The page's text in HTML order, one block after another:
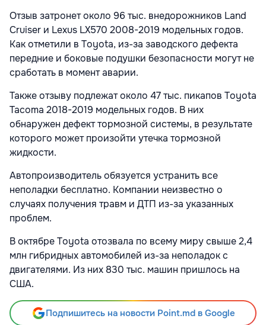
Отзыв затронет около 96 тыс. внедорожников Land
Cruiser и Lexus LX570 2008-2019 модельных годов.
Как отметили в Toyota, из-за заводского дефекта
передние и боковые подушки безопасности могут не
сработать в момент аварии.
Также отзыву подлежат около 47 тыс. пикапов Toyota
Tacoma 2018-2019 модельных годов. В них
обнаружен дефект тормозной системы, в результате
которого может произойти утечка тормозной
жидкости.
Автопроизводитель обязуется устранить все
неполадки бесплатно. Компании неизвестно о
случаях получения травм и ДТП из-за указанных
проблем.
В октябре Toyota отозвала по всему миру свыше 2,4
млн гибридных автомобилей из-за неполадок с
двигателями. Из них 830 тыс. машин пришлось на
США.
Подпишитесь на новости Point.md в Google